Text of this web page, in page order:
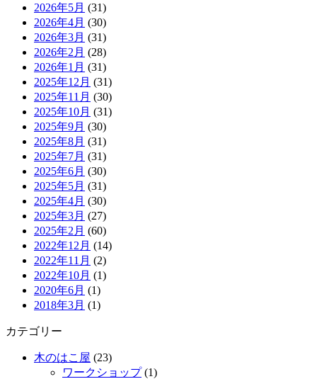
2026年5月 (31)
2026年4月 (30)
2026年3月 (31)
2026年2月 (28)
2026年1月 (31)
2025年12月 (31)
2025年11月 (30)
2025年10月 (31)
2025年9月 (30)
2025年8月 (31)
2025年7月 (31)
2025年6月 (30)
2025年5月 (31)
2025年4月 (30)
2025年3月 (27)
2025年2月 (60)
2022年12月 (14)
2022年11月 (2)
2022年10月 (1)
2020年6月 (1)
2018年3月 (1)
カテゴリー
木のはこ屋 (23)
ワークショップ(1)